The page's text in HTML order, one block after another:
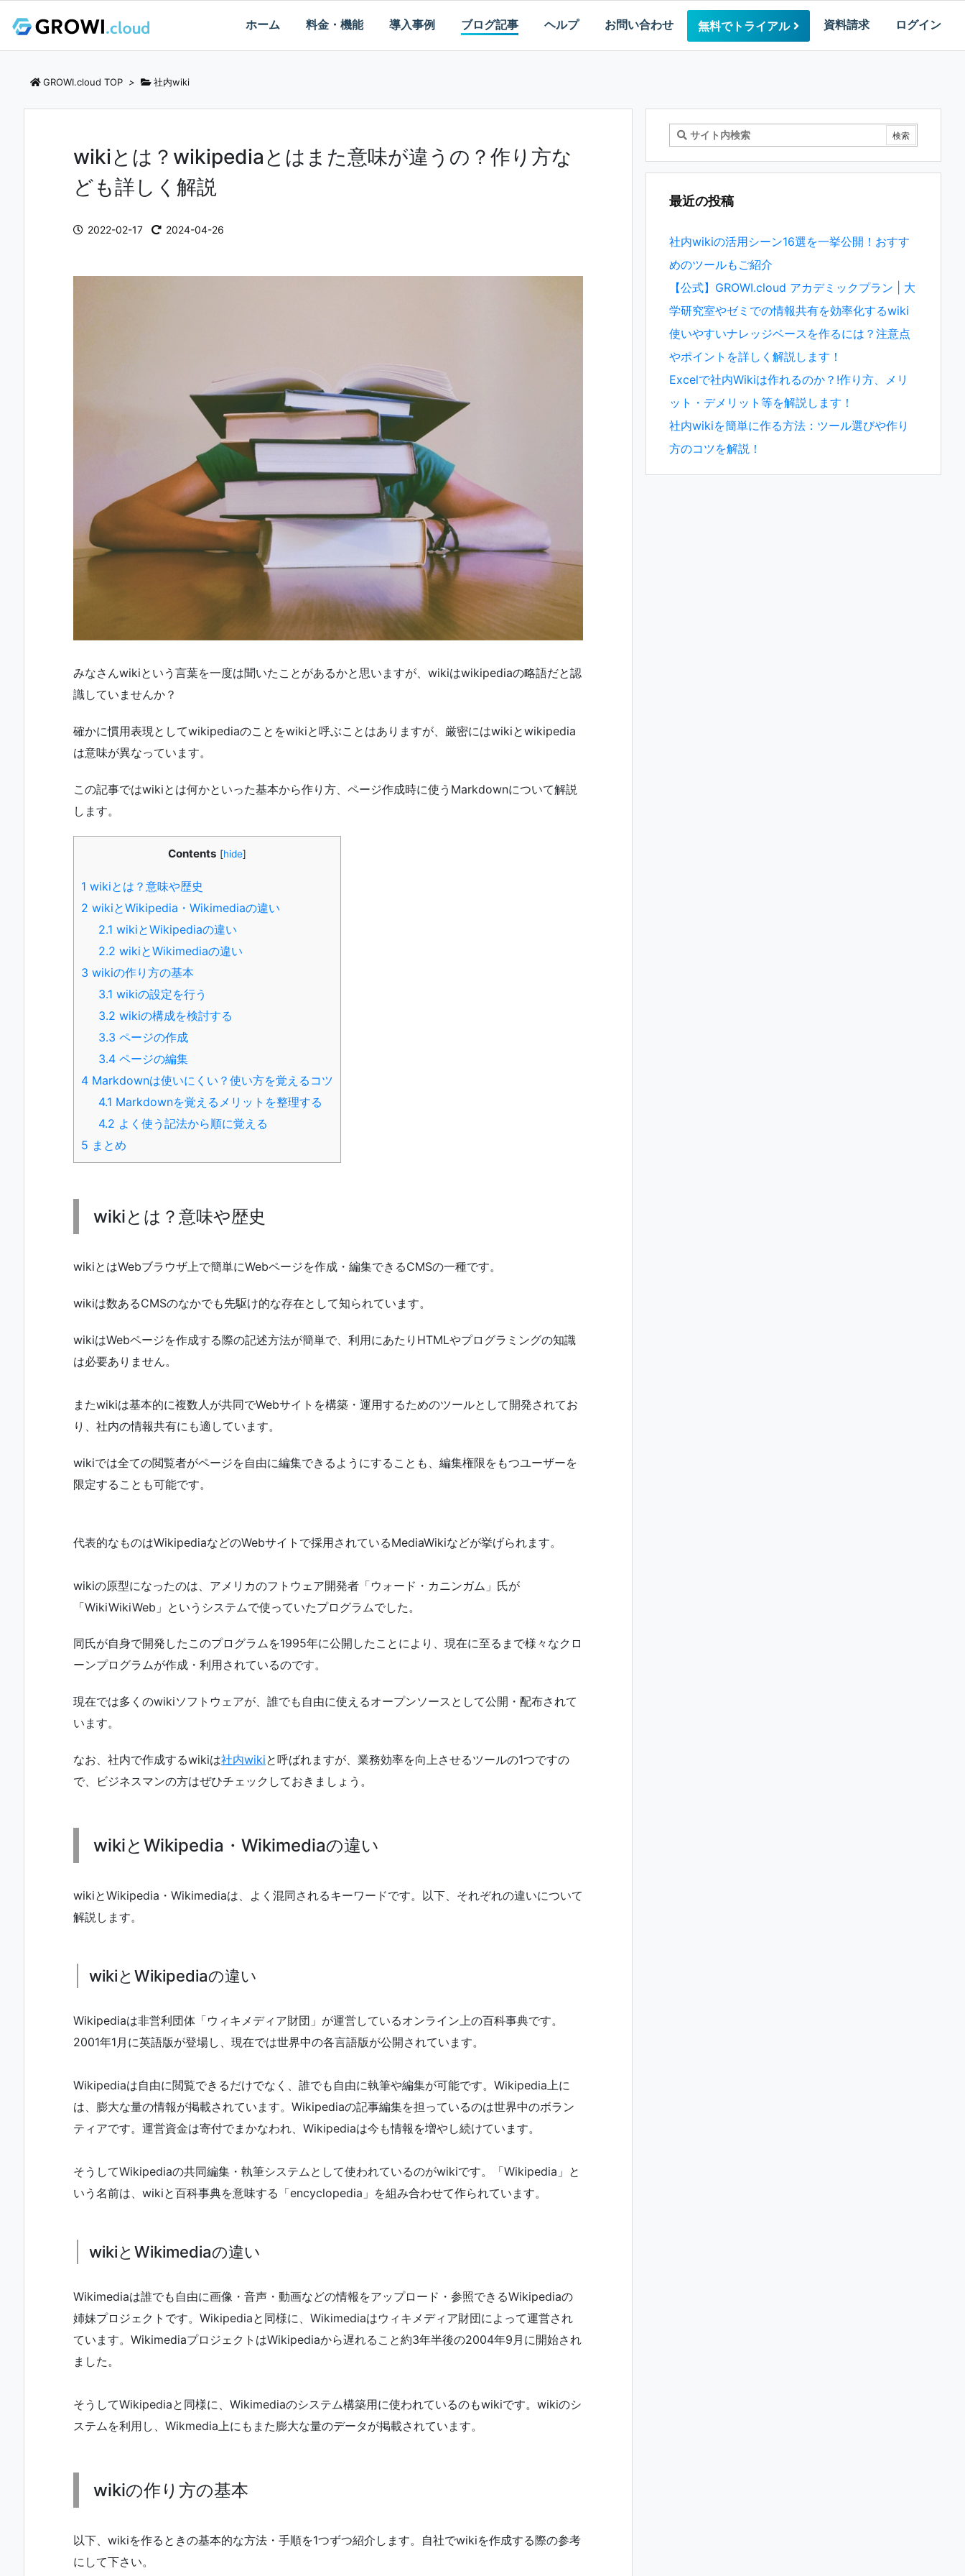
ホーム 料金・機能 導入事例 ブログ記事 ヘルプ お問い合わせ 無料でトライアル 資料請求 ログイン
GROWI.cloud TOP > 社内wiki
wikiとは？wikipediaとはまた意味が違うの？作り方な
ども詳しく解説
2022-02-17 2024-04-26
みなさんwikiという言葉を一度は聞いたことがあるかと思いますが、wikiはwikipediaの略語だと認
識していませんか？
確かに慣用表現としてwikipediaのことをwikiと呼ぶことはありますが、厳密にはwikiとwikipedia
は意味が異なっています。
この記事ではwikiとは何かといった基本から作り方、ページ作成時に使うMarkdownについて解説
します。
Contents [hide]
1 wikiとは？意味や歴史
2 wikiとWikipedia・Wikimediaの違い
2.1 wikiとWikipediaの違い
2.2 wikiとWikimediaの違い
3 wikiの作り方の基本
3.1 wikiの設定を行う
3.2 wikiの構成を検討する
3.3 ページの作成
3.4 ページの編集
4 Markdownは使いにくい？使い方を覚えるコツ
4.1 Markdownを覚えるメリットを整理する
4.2 よく使う記法から順に覚える
5 まとめ
wikiとは？意味や歴史
wikiとはWebブラウザ上で簡単にWebページを作成・編集できるCMSの一種です。
wikiは数あるCMSのなかでも先駆け的な存在として知られています。
wikiはWebページを作成する際の記述方法が簡単で、利用にあたりHTMLやプログラミングの知識
は必要ありません。
またwikiは基本的に複数人が共同でWebサイトを構築・運用するためのツールとして開発されてお
り、社内の情報共有にも適しています。
wikiでは全ての閲覧者がページを自由に編集できるようにすることも、編集権限をもつユーザーを
限定することも可能です。
代表的なものはWikipediaなどのWebサイトで採用されているMediaWikiなどが挙げられます。
wikiの原型になったのは、アメリカのフトウェア開発者「ウォード・カニンガム」氏が
「WikiWikiWeb」というシステムで使っていたプログラムでした。
同氏が自身で開発したこのプログラムを1995年に公開したことにより、現在に至るまで様々なクロ
ーンプログラムが作成・利用されているのです。
現在では多くのwikiソフトウェアが、誰でも自由に使えるオープンソースとして公開・配布されて
います。
なお、社内で作成するwikiは社内wikiと呼ばれますが、業務効率を向上させるツールの1つですの
で、ビジネスマンの方はぜひチェックしておきましょう。
wikiとWikipedia・Wikimediaの違い
wikiとWikipedia・Wikimediaは、よく混同されるキーワードです。以下、それぞれの違いについて
解説します。
wikiとWikipediaの違い
Wikipediaは非営利団体「ウィキメディア財団」が運営しているオンライン上の百科事典です。
2001年1月に英語版が登場し、現在では世界中の各言語版が公開されています。
Wikipediaは自由に閲覧できるだけでなく、誰でも自由に執筆や編集が可能です。Wikipedia上に
は、膨大な量の情報が掲載されています。Wikipediaの記事編集を担っているのは世界中のボラン
ティアです。運営資金は寄付でまかなわれ、Wikipediaは今も情報を増やし続けています。
そうしてWikipediaの共同編集・執筆システムとして使われているのがwikiです。「Wikipedia」と
いう名前は、wikiと百科事典を意味する「encyclopedia」を組み合わせて作られています。
wikiとWikimediaの違い
Wikimediaは誰でも自由に画像・音声・動画などの情報をアップロード・参照できるWikipediaの
姉妹プロジェクトです。Wikipediaと同様に、Wikimediaはウィキメディア財団によって運営され
ています。WikimediaプロジェクトはWikipediaから遅れること約3年半後の2004年9月に開始され
ました。
そうしてWikipediaと同様に、Wikimediaのシステム構築用に使われているのもwikiです。wikiのシ
ステムを利用し、Wikmedia上にもまた膨大な量のデータが掲載されています。
wikiの作り方の基本
以下、wikiを作るときの基本的な方法・手順を1つずつ紹介します。自社でwikiを作成する際の参考
にして下さい。
最近の投稿
社内wikiの活用シーン16選を一挙公開！おすす
めのツールもご紹介
【公式】GROWI.cloud アカデミックプラン | 大
学研究室やゼミでの情報共有を効率化するwiki
使いやすいナレッジベースを作るには？注意点
やポイントを詳しく解説します！
Excelで社内Wikiは作れるのか？!作り方、メリ
ット・デメリット等を解説します！
社内wikiを簡単に作る方法：ツール選びや作り
方のコツを解説！